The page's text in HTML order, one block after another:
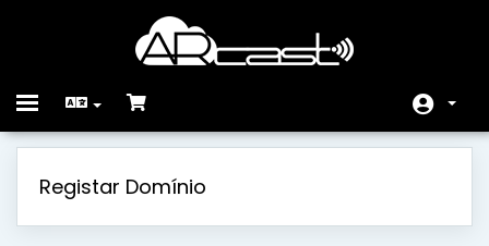
Toggle
Registar Domínio